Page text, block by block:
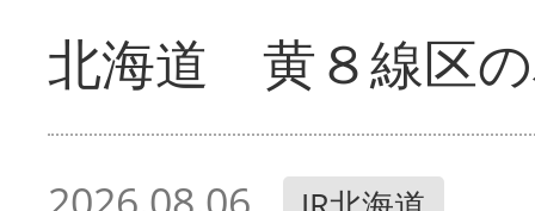
北海道 黄８線区